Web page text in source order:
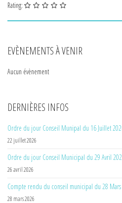
Rating:
EVÈNEMENTS À VENIR
Aucun évènement
DERNIÈRES INFOS
Ordre du jour Conseil Munipal du 16 Juillet
22 juillet 2026
Ordre du jour Conseil Municipal du 29 Avril
26 avril 2026
Compte rendu du conseil municipal du 28
28 mars 2026